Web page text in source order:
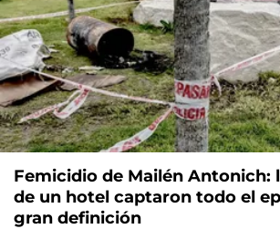
Femicidio de Mailén Antonich:
de un hotel captaron todo el
gran definición